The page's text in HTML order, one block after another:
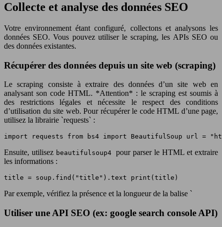
Collecte et analyse des données SEO
Votre environnement étant configuré, collectons et analysons les
données SEO. Vous pouvez utiliser le scraping, les APIs SEO ou
des données existantes.
Récupérer des données depuis un site web (scraping)
Le scraping consiste à extraire des données d’un site web en
analysant son code HTML. *Attention* : le scraping est soumis à
des restrictions légales et nécessite le respect des conditions
d’utilisation du site web. Pour récupérer le code HTML d’une page,
utilisez la librairie `requests` :
import requests from bs4 import BeautifulSoup url =
Ensuite, utilisez beautifulsoup4 pour parser le HTML et extraire
les informations :
title = soup.find("title").text print(title)
Par exemple, vérifiez la présence et la longueur de la balise `
Utiliser une API SEO (ex: google search console API)